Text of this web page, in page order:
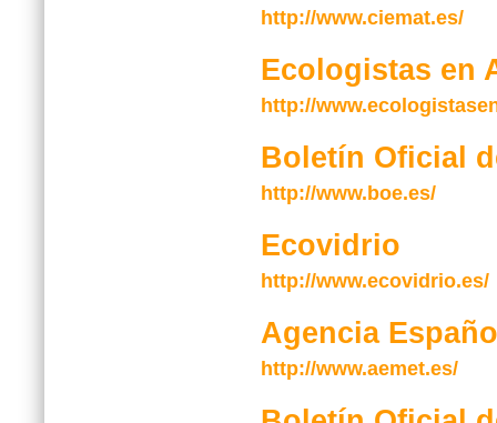
http://www.ciemat.es/
Ecologistas en
http://
Boletín Oficial
http://www.boe.es/
Ecovidrio
http://www.ecovidrio.es/
Agencia
http://www.aemet.es/